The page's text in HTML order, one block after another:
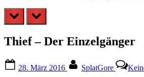
prev next
Thief – Der Einzelgänger
on
28. März 2016 SplatGore